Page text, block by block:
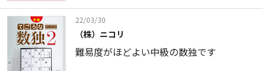
22/03/30
（株）ニコリ
難易度がほどよい中級の数独です